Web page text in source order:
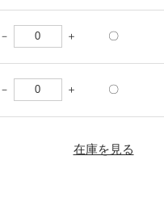
〇
〇
在庫を見る